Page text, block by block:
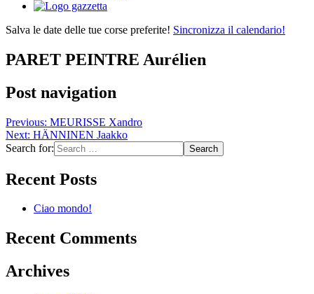
Salva le date delle tue corse preferite! Sincronizza il calendario!
PARET PEINTRE Aurélien
Post navigation
Previous: MEURISSE Xandro
Next: HÄNNINEN Jaakko
Search for:
Recent Posts
Ciao mondo!
Recent Comments
Archives